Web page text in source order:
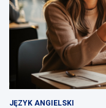
JĘZYK ANGIELSKI